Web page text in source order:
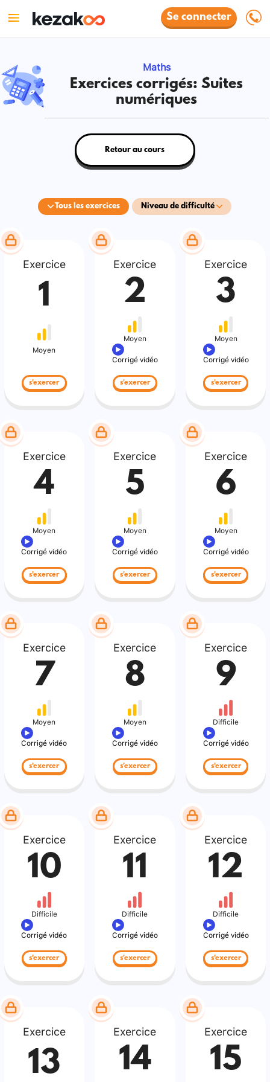
Se connecter
Maths
Exercices corrigés: Suites
numériques
Tous les exercices Niveau de difficulté
Retour au cours
Exercice
1
Moyen
s'exercer
Exercice
2
Moyen
Corrigé vidéo
s'exercer
Exercice
3
Moyen
Corrigé vidéo
s'exercer
Exercice
4
Moyen
Corrigé vidéo
s'exercer
Exercice
5
Moyen
Corrigé vidéo
s'exercer
Exercice
6
Moyen
Corrigé vidéo
s'exercer
Exercice
7
Moyen
Corrigé vidéo
s'exercer
Exercice
8
Moyen
Corrigé vidéo
s'exercer
Exercice
9
Difficile
Corrigé vidéo
s'exercer
Exercice
10
Difficile
Corrigé vidéo
s'exercer
Exercice
11
Difficile
Corrigé vidéo
s'exercer
Exercice
12
Difficile
Corrigé vidéo
s'exercer
Exercice
13
Exercice
14
Exercice
15